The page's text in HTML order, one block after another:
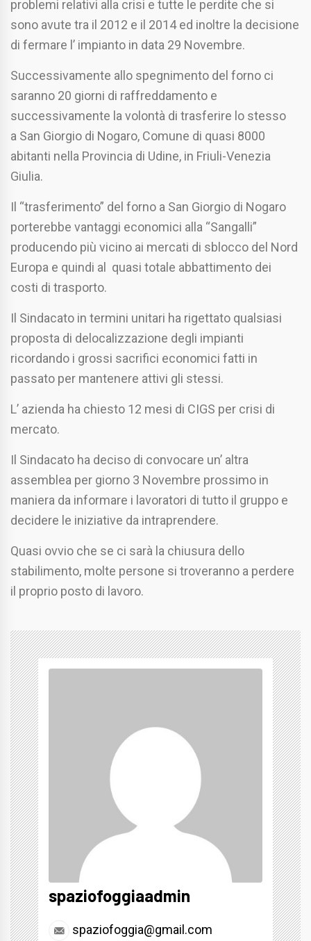
problemi relativi alla crisi e tutte le perdite che si
sono avute tra il 2012 e il 2014 ed inoltre la decisione
di fermare l’ impianto in data 29 Novembre.
Successivamente allo spegnimento del forno ci
saranno 20 giorni di raffreddamento e
successivamente la volontà di trasferire lo stesso
a San Giorgio di Nogaro, Comune di quasi 8000
abitanti nella Provincia di Udine, in Friuli-Venezia
Giulia.
Il “trasferimento” del forno a San Giorgio di Nogaro
porterebbe vantaggi economici alla “Sangalli”
producendo più vicino ai mercati di sblocco del Nord
Europa e quindi al quasi totale abbattimento dei
costi di trasporto.
Il Sindacato in termini unitari ha rigettato qualsiasi
proposta di delocalizzazione degli impianti
ricordando i grossi sacrifici economici fatti in
passato per mantenere attivi gli stessi.
L’ azienda ha chiesto 12 mesi di CIGS per crisi di
mercato.
Il Sindacato ha deciso di convocare un’ altra
assemblea per giorno 3 Novembre prossimo in
maniera da informare i lavoratori di tutto il gruppo e
decidere le iniziative da intraprendere.
Quasi ovvio che se ci sarà la chiusura dello
stabilimento, molte persone si troveranno a perdere
il proprio posto di lavoro.
spaziofoggiaadmin
spaziofoggia@gmail.com